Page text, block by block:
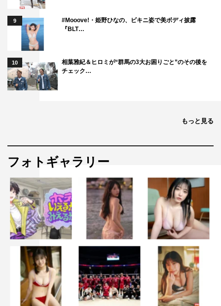
9
#Mooove!・姫野ひなの、ビキニ姿で美ボディ披露
『BLT…
10
相葉雅紀＆ヒロミが“群馬の3大お困りごと”のその後を
チェック…
もっと見る
フォトギャラリー